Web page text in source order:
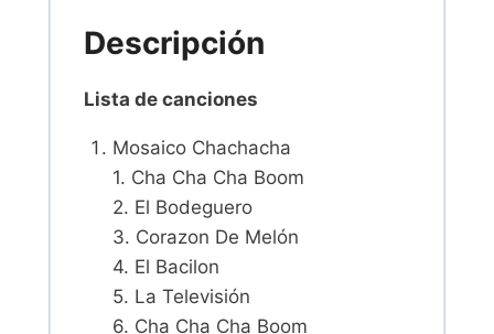
Descripción
Lista de canciones
Mosaico Chachacha
1. Cha Cha Cha Boom
2. El Bodeguero
3. Corazon De Melón
4. El Bacilon
5. La Televisión
6. Cha Cha Cha Boom